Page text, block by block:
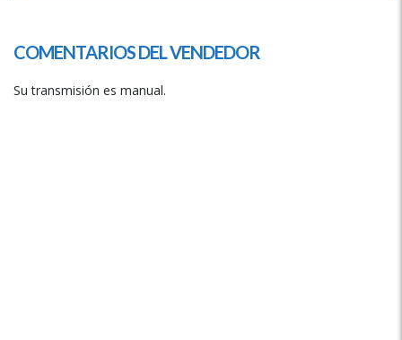
COMENTARIOS DEL VENDEDOR
Su transmisión es manual.